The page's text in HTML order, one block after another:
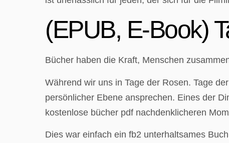
(EPUB, E-Book)
Bücher haben die Kraft, Menschen
Während wir uns in Tage der Rosen. Tage
persönlicher Ebene ansprechen. Eines der
kostenlose bücher pdf nachdenklicheren
Dies war einfach ein fb2 unterhaltsames